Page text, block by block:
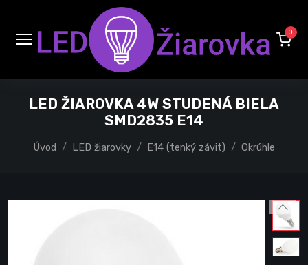
0
LED ŽIAROVKA 4W STUDENÁ BIELA
SMD2835 E14
Úvod LED žiarovky E14 (tenký závit) Okrúhle